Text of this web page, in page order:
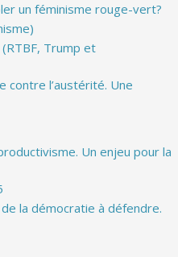
un féminisme rouge-vert?
Trump et
contre l’austérité. Une
Un enjeu pour la
la démocratie à défendre.